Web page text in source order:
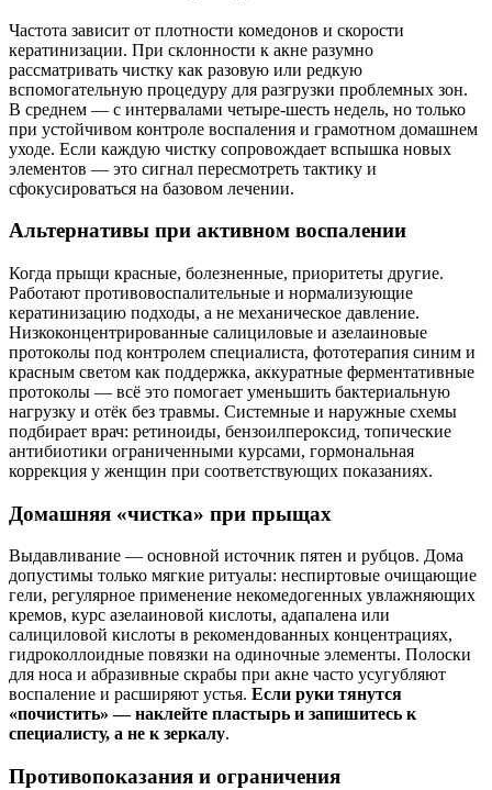
Частота зависит от плотности комедонов и скорости
кератинизации. При склонности к акне разумно
рассматривать чистку как разовую или редкую
вспомогательную процедуру для разгрузки проблемных зон.
В среднем — с интервалами четыре-шесть недель, но только
при устойчивом контроле воспаления и грамотном домашнем
уходе. Если каждую чистку сопровождает вспышка новых
элементов — это сигнал пересмотреть тактику и
сфокусироваться на базовом лечении.
Альтернативы при активном воспалении
Когда прыщи красные, болезненные, приоритеты другие.
Работают противовоспалительные и нормализующие
кератинизацию подходы, а не механическое давление.
Низкоконцентрированные салициловые и азелаиновые
протоколы под контролем специалиста, фототерапия синим и
красным светом как поддержка, аккуратные ферментативные
протоколы — всё это помогает уменьшить бактериальную
нагрузку и отёк без травмы. Системные и наружные схемы
подбирает врач: ретиноиды, бензоилпероксид, топические
антибиотики ограниченными курсами, гормональная
коррекция у женщин при соответствующих показаниях.
Домашняя «чистка» при прыщах
Выдавливание — основной источник пятен и рубцов. Дома
допустимы только мягкие ритуалы: неспиртовые очищающие
гели, регулярное применение некомедогенных увлажняющих
кремов, курс азелаиновой кислоты, адапалена или
салициловой кислоты в рекомендованных концентрациях,
гидроколлоидные повязки на одиночные элементы. Полоски
для носа и абразивные скрабы при акне часто усугубляют
воспаление и расширяют устья. Если руки тянутся
«почистить» — наклейте пластырь и запишитесь к
специалисту, а не к зеркалу.
Противопоказания и ограничения